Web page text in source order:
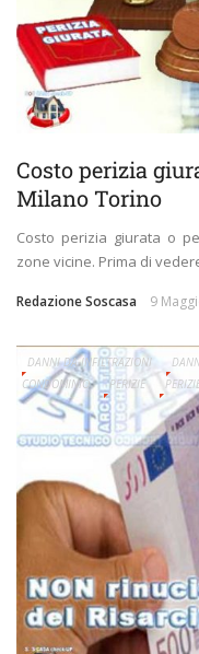
Costo perizia
Milano Torino
Costo perizia giurata o
zone vicine. Prima di
Redazione Soscasa 9
DANNI DA INFILTRAZIONI
CONDOMINIO
PERIZIE